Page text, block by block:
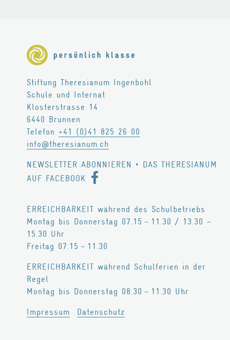
TARIFE
Theresianum
ÜBER UNS
Philosophie
Geschichte
Infrastruktur
Legate / Erbschaften
MITARBEITENDE
Schulleitung
Lehrpersonen
Wohnen
Marketing / Kommunikation
Stiftung Theresianum Ingenbohl
Schule und Internat
Klosterstrasse 14
6440 Brunnen
Telefon +41 (0)41 825 26 00
info@theresianum.ch
NEWSLETTER ABONNIEREN • DAS THERESIANUM
AUF FACEBOOK
ERREICHBARKEIT während des Schulbetriebs
Montag bis Donnerstag 07.15 – 11.30 / 13.30 –
15.30 Uhr
Freitag 07.15 – 11.30
ERREICHBARKEIT während Schulferien in der
Regel
Montag bis Donnerstag 08.30 – 11.30 Uhr
Impressum Datenschutz